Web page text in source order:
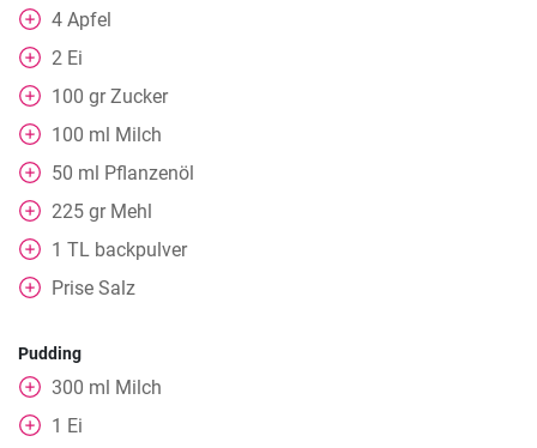
4 Apfel
2 Ei
100 gr Zucker
100 ml Milch
50 ml Pflanzenöl
225 gr Mehl
1 TL backpulver
Prise Salz
Pudding
300 ml Milch
1 Ei